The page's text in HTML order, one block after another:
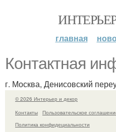
главная
Контактная
г. Москва, Денисовский
© 2026 Интерьер и декор
Контакты
Пользовательское
Политика конфидециальности